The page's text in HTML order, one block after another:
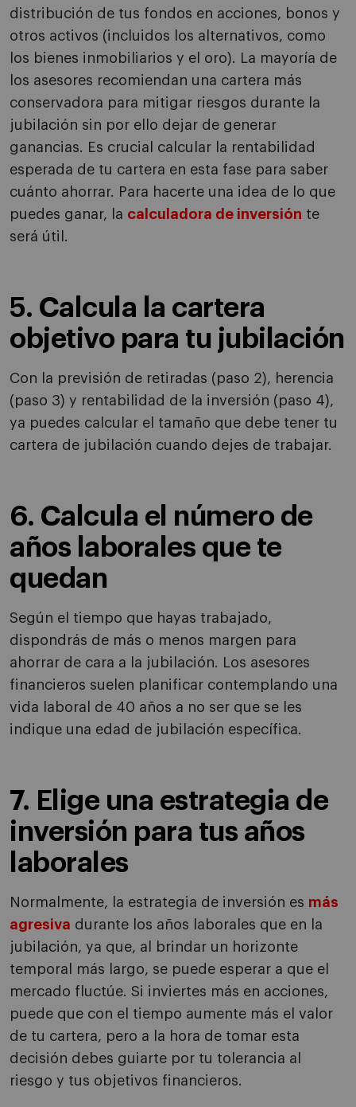
distribución de tus fondos en acciones, bonos y
otros activos (incluidos los alternativos, como
los bienes inmobiliarios y el oro). La mayoría de
los asesores recomiendan una cartera más
conservadora para mitigar riesgos durante la
jubilación sin por ello dejar de generar
ganancias. Es crucial calcular la rentabilidad
esperada de tu cartera en esta fase para saber
cuánto ahorrar. Para hacerte una idea de lo que
puedes ganar, la calculadora de inversión te
será útil.
5. Calcula la cartera
objetivo para tu jubilación
Con la previsión de retiradas (paso 2), herencia
(paso 3) y rentabilidad de la inversión (paso 4),
ya puedes calcular el tamaño que debe tener tu
cartera de jubilación cuando dejes de trabajar.
6. Calcula el número de
años laborales que te
quedan
Según el tiempo que hayas trabajado,
dispondrás de más o menos margen para
ahorrar de cara a la jubilación. Los asesores
financieros suelen planificar contemplando una
vida laboral de 40 años a no ser que se les
indique una edad de jubilación específica.
7. Elige una estrategia de
inversión para tus años
laborales
Normalmente, la estrategia de inversión es más
agresiva durante los años laborales que en la
jubilación, ya que, al brindar un horizonte
temporal más largo, se puede esperar a que el
mercado fluctúe. Si inviertes más en acciones,
puede que con el tiempo aumente más el valor
de tu cartera, pero a la hora de tomar esta
decisión debes guiarte por tu tolerancia al
riesgo y tus objetivos financieros.